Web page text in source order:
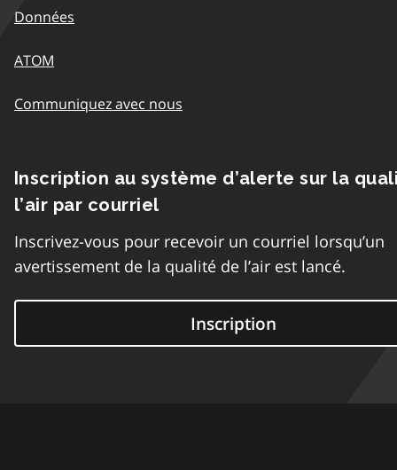
Données
ATOM
Communiquez avec nous
Inscription au système d’alerte sur la
l’air par courriel
Inscrivez-vous pour recevoir un courriel lorsqu’un
avertissement de la qualité de l’air est lancé.
Inscription